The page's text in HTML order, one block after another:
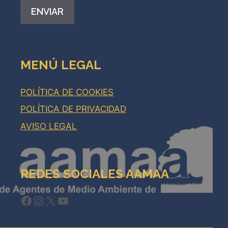
MENÚ LEGAL
POLÍTICA DE COOKIES
POLÍTICA DE PRIVACIDAD
AVISO LEGAL
REDES SOCIALES AAMAA
Facebook
Instagram
X YouTube